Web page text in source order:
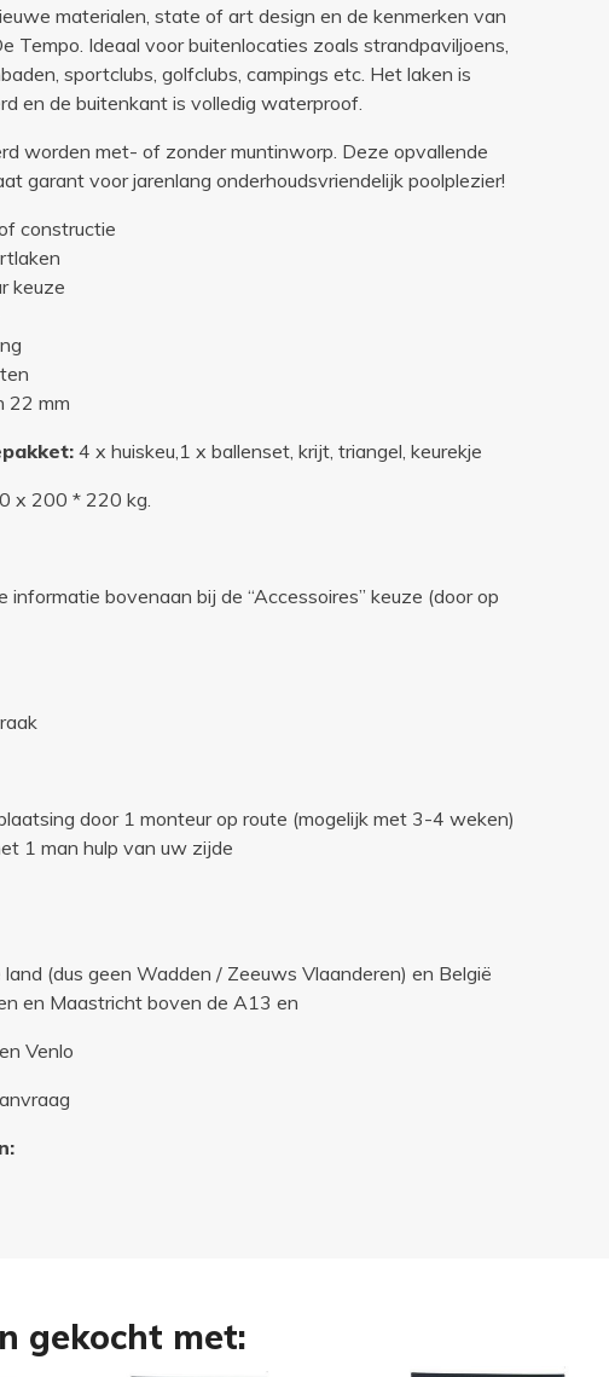
materialen, state of art design en de kenmerken van
Tempo. Ideaal voor buitenlocaties zoals strandpaviljoens,
sportclubs, golfclubs, campings etc. Het laken is
en de buitenkant is volledig waterproof.
worden met- of zonder muntinworp. Deze opvallende
garant voor jarenlang onderhoudsvriendelijk poolplezier!
constructie
keuze
22 mm
4 x huiskeu,1 x ballenset, krijt, triangel, keurekje
x 200 * 220 kg.
informatie bovenaan bij de “Accessoires” keuze (door op
door 1 monteur op route (mogelijk met 3-4 weken)
1 man hulp van uw zijde
(dus geen Wadden / Zeeuws Vlaanderen) en België
en Maastricht boven de A13 en
Venlo
gekocht met: